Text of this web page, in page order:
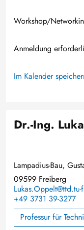
Workshop/
Anmeldung
Im Kalender
Dr.-Ing.
Lampadius-Bau,
09599 Freiberg
+49 3731 39-3277
Professur für